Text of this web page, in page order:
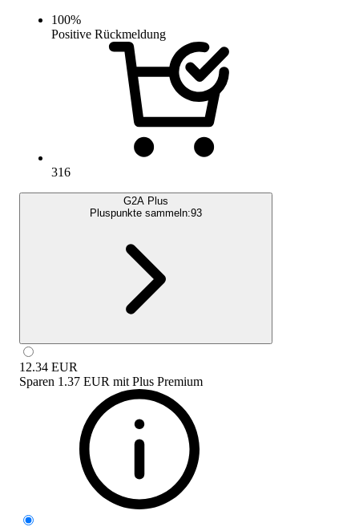
100%
Positive Rückmeldung
316
G2A Plus
Pluspunkte sammeln:93
12.34 EUR
Sparen 1.37 EUR mit Plus Premium